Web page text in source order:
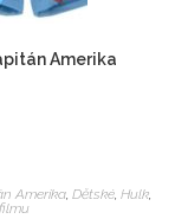
Amerika
Amerika, Dětské, Hulk,